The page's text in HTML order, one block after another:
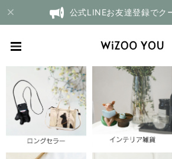
公式LINEお友達登録でク